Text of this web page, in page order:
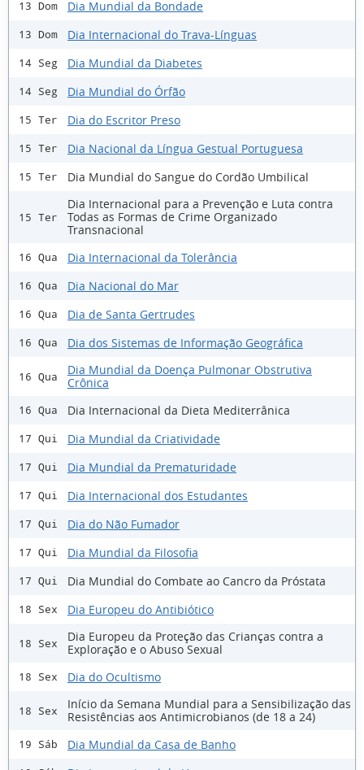
13 Dom Dia Mundial da Bondade
13 Dom Dia Internacional do Trava-Línguas
14 Seg Dia Mundial da Diabetes
14 Seg Dia Mundial do Órfão
15 Ter Dia do Escritor Preso
15 Ter Dia Nacional da Língua Gestual Portuguesa
15 Ter Dia Mundial do Sangue do Cordão Umbilical
15 Ter
Dia Internacional para a Prevenção e Luta contra
Todas as Formas de Crime Organizado
Transnacional
16 Qua Dia Internacional da Tolerância
16 Qua Dia Nacional do Mar
16 Qua Dia de Santa Gertrudes
16 Qua Dia dos Sistemas de Informação Geográfica
16 Qua
Dia Mundial da Doença Pulmonar Obstrutiva
Crônica
16 Qua Dia Internacional da Dieta Mediterrânica
17 Qui Dia Mundial da Criatividade
17 Qui Dia Mundial da Prematuridade
17 Qui Dia Internacional dos Estudantes
17 Qui Dia do Não Fumador
17 Qui Dia Mundial da Filosofia
17 Qui Dia Mundial do Combate ao Cancro da Próstata
18 Sex Dia Europeu do Antibiótico
18 Sex
Dia Europeu da Proteção das Crianças contra a
Exploração e o Abuso Sexual
18 Sex Dia do Ocultismo
18 Sex
Início da Semana Mundial para a Sensibilização das
Resistências aos Antimicrobianos (de 18 a 24)
19 Sáb Dia Mundial da Casa de Banho